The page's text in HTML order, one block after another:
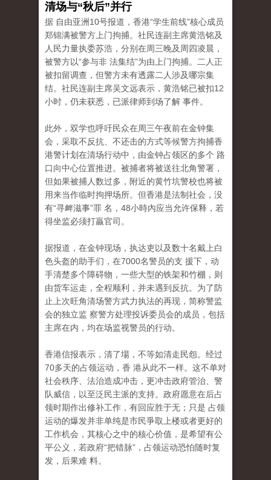
清场与“秋后”并行
据 自由亚洲10号报道，香港“学生前线”核心成员
郑锦满被警方上门拘捕。社民连副主席黄浩铭及
人民力量执委苏浩，分别在周三晚及周四凌晨，
被警方以“参与非 法集结”为由上门拘捕。二人正
被扣留调查，但警方未有透露二人涉及哪宗集
结。社民连副主席吴文远表示，黄浩铭已被扣12
小时，仍未获悉，已派律师到场了解 事件。
此外，双学也呼吁民众在周三午夜前在金钟集
会，采取不反抗、不还击的方式等候警方拘捕香
港警计划在清场行动中，由金钟占领区的多个 路
口向中心位置推进。被捕者将被送往北角警署，
但如果被捕人数过多，附近的黄竹坑警校也将被
用来当作临时拘押场所。但香港是法制社会，没
有“寻衅滋事”罪 名，48小時內应当允许保释，若
得坐监必须打贏官司。
据报道，在金钟现场，执达吏以及数十名戴上白
色头盔的助手们，在7000名警员的支 援下，动
手清楚多个障碍物，一些大型的铁架和竹棚，则
由货车运走，全程顺利，并未遇到反抗。为了防
止上次旺角清场警方武力执法的再现，简称警监
会的独立监 察警方处理投诉委员会的成员，包括
主席在内，均在场监视警员的行动。
香港信报表示，清了場，不等如清走民怨。经过
70多天的占领运动，香 港从此不一样。这不单对
社会秩序、法治造成冲击，更冲击政府管治、警
队威信，以至泛民主派的支持。政府愿意在后占
领时期作出修补工作，有回应胜于无；只是 占领
运动的爆发并非单纯是市民爭取上楼或者更好的
工作机会，其核心之中的核心价值，是希望有公
平公义，若政府“把错脉”，占领运动恐怕随时复
发，后果难 料。